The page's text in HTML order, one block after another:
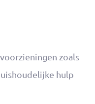
zoals
hulp